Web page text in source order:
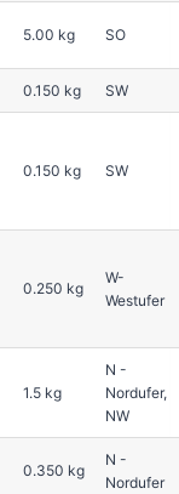
5.00 kg SO
0.150 kg SW
0.150 kg SW
0.250 kg
W-
Westufer
1.5 kg
N -
Nordufer,
NW
0.350 kg
N -
Nordufer